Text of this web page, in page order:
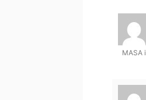
MASA i